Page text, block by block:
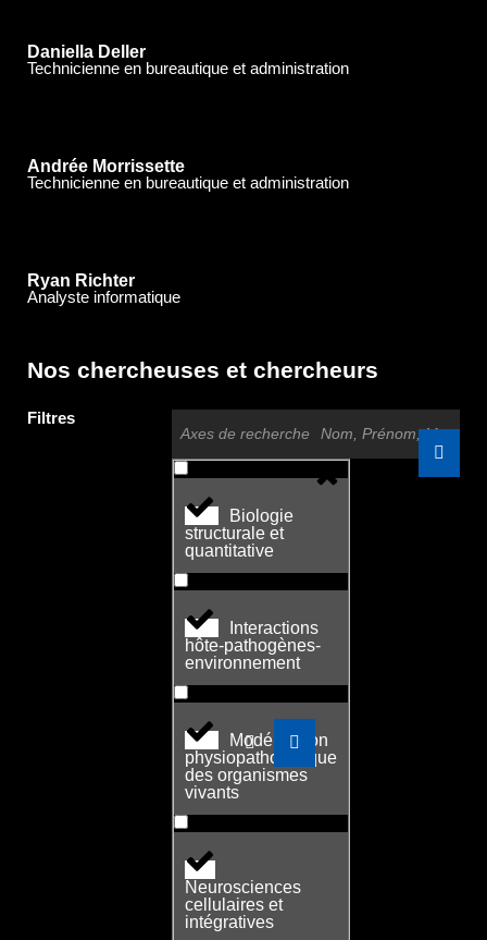
Daniella Deller
Technicienne en bureautique et administration
Andrée Morrissette
Technicienne en bureautique et administration
Ryan Richter
Analyste informatique
Nos chercheuses et chercheurs
Filtres
Axes de recherche
Biologie
structurale et
quantitative
Interactions
hôte-pathogènes-
environnement
Modélisation
physiopathologique
des organismes
vivants
Neurosciences
cellulaires et
intégratives